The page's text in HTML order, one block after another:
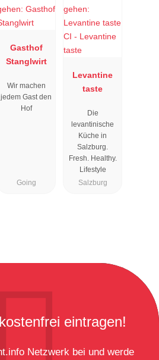
Gasthof
Stanglwirt
Wir machen
jedem Gast den
Hof
Going
Levantine
taste
Die
levantinische
Küche in
Salzburg.
Fresh. Healthy.
Lifestyle
Salzburg
eintragen!
Netzwerk bei und werde